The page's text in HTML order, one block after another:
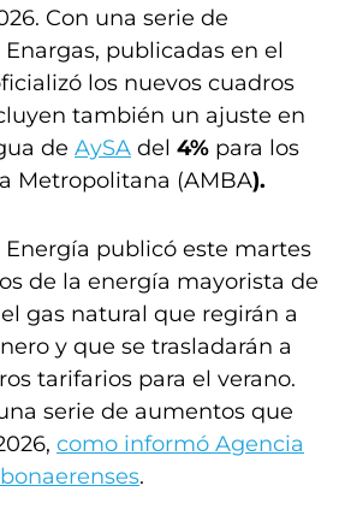
Con una serie de
publicadas en el
los nuevos cuadros
también un ajuste en
de AySA del 4% para los
Metropolitana (AMBA).
Energía publicó este martes
de la energía mayorista de
gas natural que regirán a
y que se trasladarán a
tarifarios para el verano.
serie de aumentos que
como informó Agencia
.